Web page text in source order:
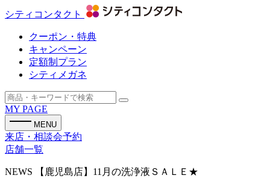
シティコンタクト
クーポン・特典
キャンペーン
定額制プラン
シティメガネ
MY PAGE
MENU
来店・相談会予約
店舗一覧
NEWS 【鹿児島店】11月の洗浄液ＳＡＬＥ★